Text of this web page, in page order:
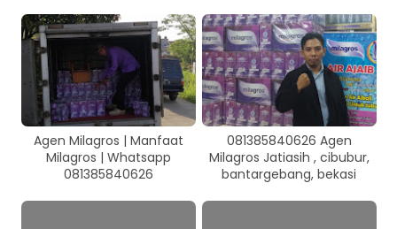
Agen Milagros | Manfaat
Milagros | Whatsapp
081385840626
081385840626 Agen
Milagros Jatiasih , cibubur,
bantargebang, bekasi